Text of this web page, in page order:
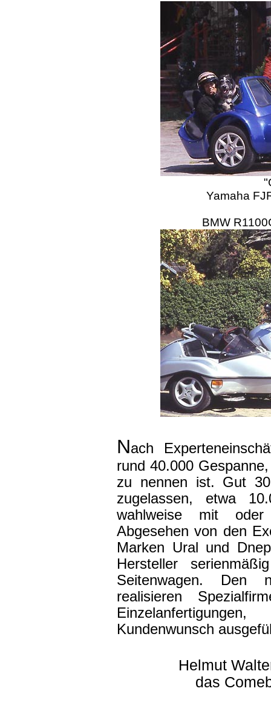
Yamaha
BMW
Nach
rund 40.000
zu nennen ist. Gut
zugelassen, etwa
wahlweise mit oder
Abgesehen von den
Marken Ural und
Hersteller
Seitenwagen. Den
realisieren
Kundenwunsch
Helmut
das